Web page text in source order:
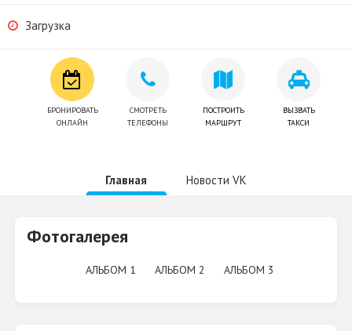
Загрузка
БРОНИРОВАТЬ
ОНЛАЙН
СМОТРЕТЬ
ТЕЛЕФОНЫ
ПОСТРОИТЬ
МАРШРУТ
ВЫЗВАТЬ
ТАКСИ
Главная Новости VK
Фотогалерея
АЛЬБОМ 1 АЛЬБОМ 2 АЛЬБОМ 3